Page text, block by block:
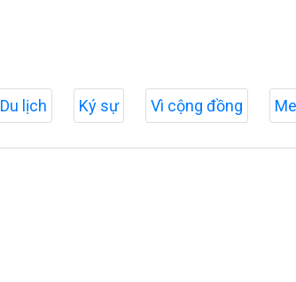
Du lịch Ký sự Vì cộng đồng